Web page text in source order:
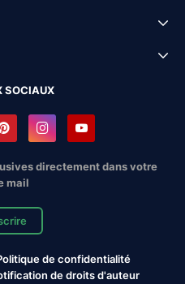
SOCIAUX
directement dans votre
mail
de confidentialité
de droits d'auteur